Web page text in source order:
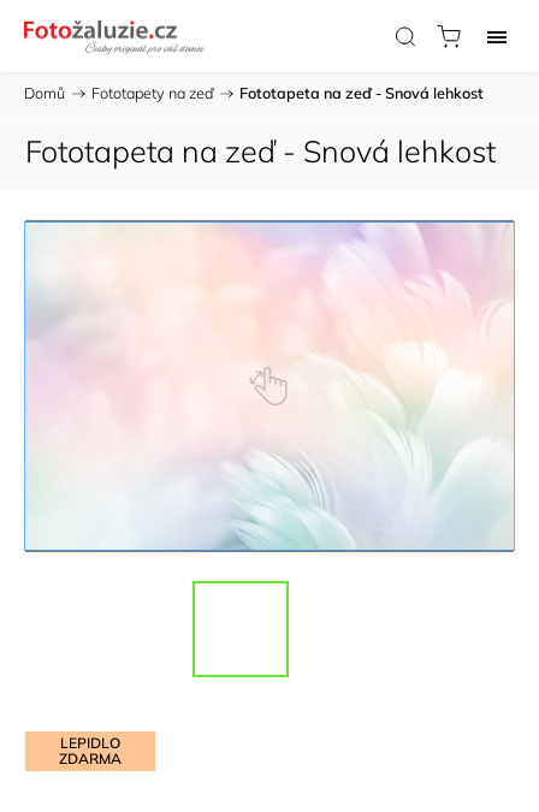
Domů / Fototapety na zeď / Fototapeta na zeď - Snová lehkost
Fototapeta na zeď - Snová lehkost
LEPIDLO
ZDARMA